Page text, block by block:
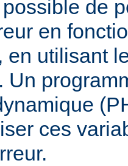
de
en
en utilisant
. Un
ces